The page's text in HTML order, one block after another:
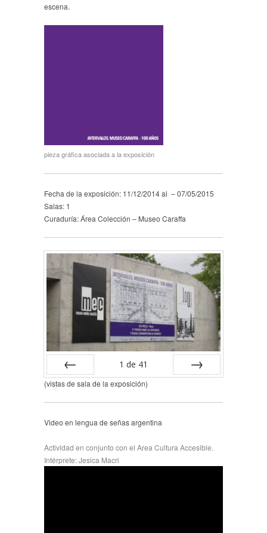
escena.
pieza gráfica asociada a la exposición
Fecha de la exposición: 11/12/2014 al – 07/05/2015
Salas: 1
Curaduría: Área Colección – Museo Caraffa
Anterior
1 de 41
(vistas de sala de la exposición)
Video en lengua de señas argentina
Actividad en conjunto con el Area Cultura Accesible.
Intérprete: Jesica Macri